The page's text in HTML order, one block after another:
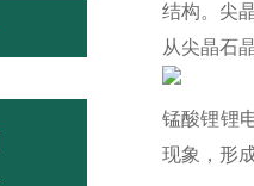
结构。尖
从尖晶石
锰酸锂锂
现象，形